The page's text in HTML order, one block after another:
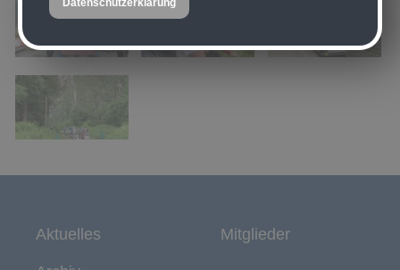
Aktuelles Mitglieder